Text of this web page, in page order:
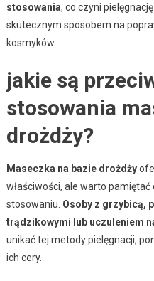
stosowania, co czyni
skutecznym sposobem na
kosmyków.
jakie są
stosowania
drożdży?
Maseczka na bazie drożdży
właściwości, ale warto
stosowaniu. Osoby z grzybicą,
trądzikowymi lub uczuleniem
unikać tej metody pielęgnacji,
ich cery.